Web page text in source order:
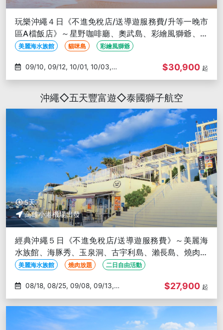
玩樂沖繩４日《不進免稅店/送導遊服務費/升等一晚市
區A檔飯店》～星野咖啡廳、奧武島、彩繪風獅爺、美
麗海水族館-高雄出發
美麗海水族館 貓咪島 彩繪風獅爺
10/17
$30,900 起
沖繩◇五天豐富遊◇泰國獅子航空
5天
高雄小港機場出發
經典沖繩５日《不進免稅店/送導遊服務費》～美麗海
水族館、海豚秀、玉泉洞、古宇利島、瀨長島、燒肉放
題-高雄出發
美麗海水族館 燒肉放題 二日自由活動
09/15
$27,900 起